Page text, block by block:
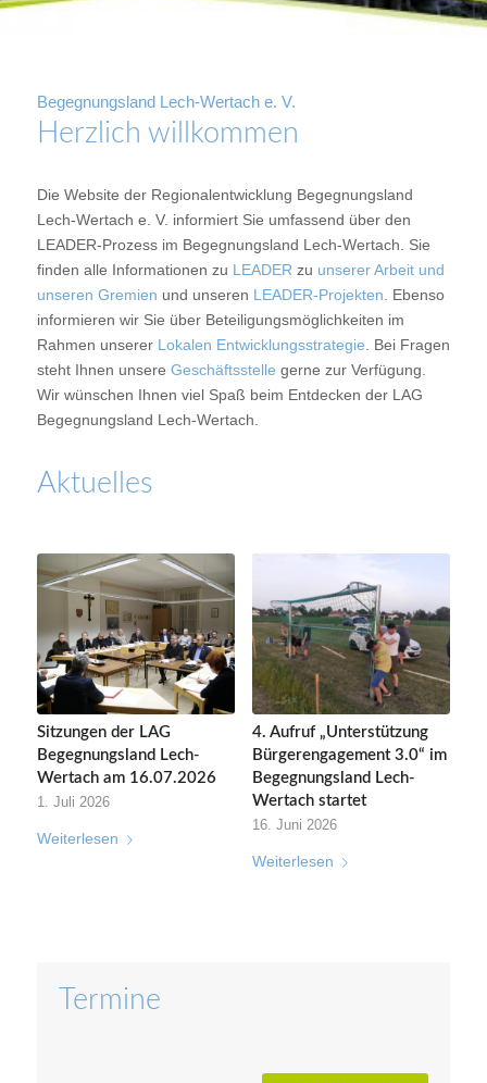
Begegnungsland Lech-Wertach e. V.
Herzlich willkommen
Die Website der Regionalentwicklung Begegnungsland
Lech-Wertach e. V. informiert Sie umfassend über den
LEADER-Prozess im Begegnungsland Lech-Wertach. Sie
finden alle Informationen zu LEADERzu unserer Arbeit und
unseren Gremien und unseren LEADER-Projekten. Ebenso
informieren wir Sie über Beteiligungsmöglichkeiten im
Rahmen unserer Lokalen Entwicklungsstrategie. Bei Fragen
steht Ihnen unsere Geschäftsstelle gerne zur Verfügung.
Wir wünschen Ihnen viel Spaß beim Entdecken der LAG
Begegnungsland Lech-Wertach.
Aktuelles
Sitzungen der LAG
Begegnungsland Lech-
Wertach am 16.07.2026
1. Juli 2026
Weiterlesen
4. Aufruf „Unterstützung
Bürgerengagement 3.0“ im
Begegnungsland Lech-
Wertach startet
16. Juni 2026
Weiterlesen
Termine